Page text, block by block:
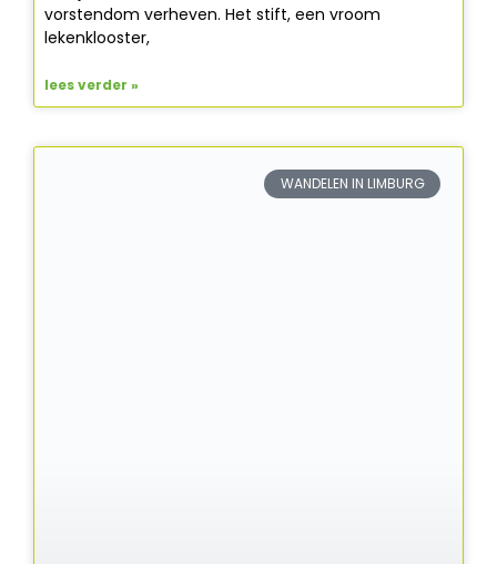
vorstendom verheven. Het stift, een vroom
lekenklooster,
lees verder »
WANDELEN IN LIMBURG